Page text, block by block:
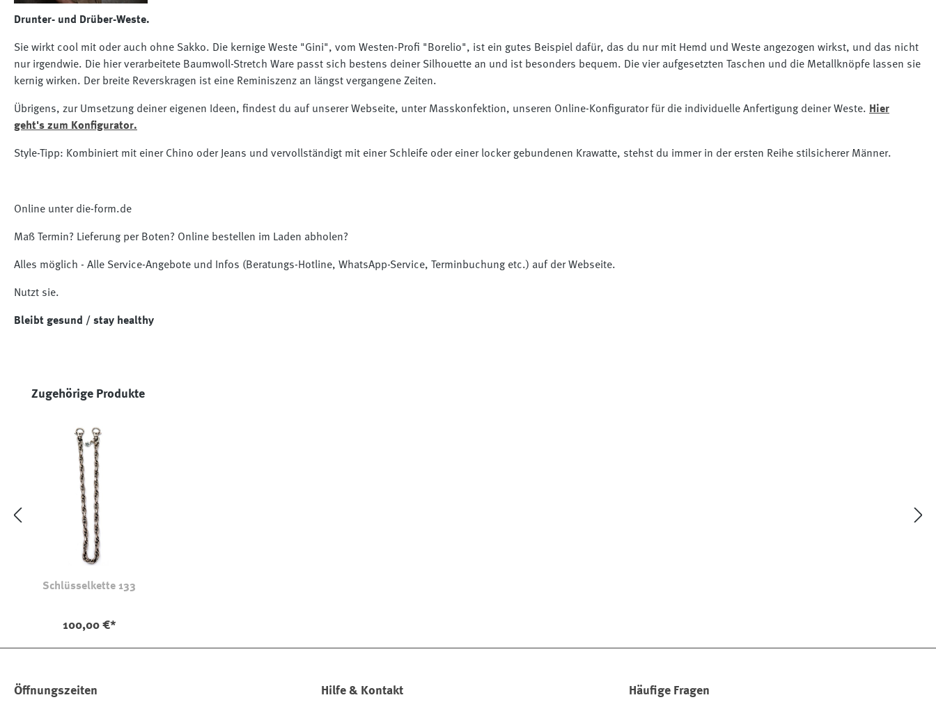
Drunter- und Drüber-Weste.
Sie wirkt cool mit oder auch ohne Sakko. Die kernige Weste "Gini", vom Westen-Profi "Borelio", ist ein gutes Beispiel dafür, das du nur mit Hemd und Weste angezogen wirkst, und das nicht
nur irgendwie. Die hier verarbeitete Baumwoll-Stretch Ware passt sich bestens deiner Silhouette an und ist besonders bequem. Die vier aufgesetzten Taschen und die Metallknöpfe lassen sie
kernig wirken. Der breite Reverskragen ist eine Reminiszenz an längst vergangene Zeiten.
Übrigens, zur Umsetzung deiner eigenen Ideen, findest du auf unserer Webseite, unter Masskonfektion, unseren Online-Konfigurator für die individuelle Anfertigung deiner Weste. Hier
geht's zum Konfigurator.
Style-Tipp: Kombiniert mit einer Chino oder Jeans und vervollständigt mit einer Schleife oder einer locker gebundenen Krawatte, stehst du immer in der ersten Reihe stilsicherer Männer.
Online unter die-form.de
Maß Termin? Lieferung per Boten? Online bestellen im Laden abholen?
Alles möglich - Alle Service-Angebote und Infos (Beratungs-Hotline, WhatsApp-Service, Terminbuchung etc.) auf der Webseite.
Nutzt sie.
Bleibt gesund / stay healthy
Produktgalerie überspringen
Zugehörige Produkte
Schlüsselkette 133
100,00 €*
Öffnungszeiten Hilfe & Kontakt Häufige Fragen